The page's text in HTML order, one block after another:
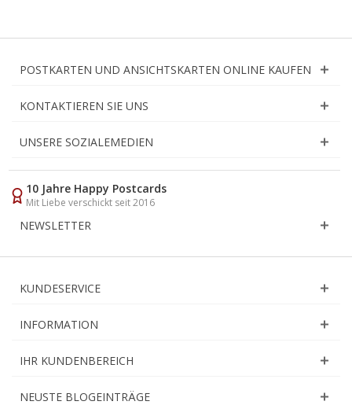
POSTKARTEN UND ANSICHTSKARTEN ONLINE KAUFEN
KONTAKTIEREN SIE UNS
UNSERE SOZIALEMEDIEN
10 Jahre Happy Postcards
Mit Liebe verschickt seit 2016
NEWSLETTER
KUNDESERVICE
INFORMATION
IHR KUNDENBEREICH
NEUSTE BLOGEINTRÄGE